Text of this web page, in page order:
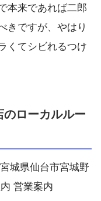
本来であれば二郎
きですが、やはり
くてシビれるつけ
ローカルルー